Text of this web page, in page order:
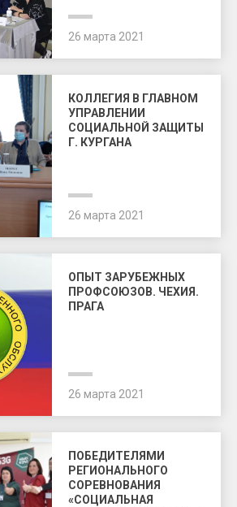
26 марта 2021
КОЛЛЕГИЯ В ГЛАВНОМ
УПРАВЛЕНИИ
СОЦИАЛЬНОЙ ЗАЩИТЫ
Г. КУРГАНА
26 марта 2021
ОПЫТ ЗАРУБЕЖНЫХ
ПРОФСОЮЗОВ. ЧЕХИЯ.
ПРАГА
26 марта 2021
ПОБЕДИТЕЛЯМИ
РЕГИОНАЛЬНОГО
СОРЕВНОВАНИЯ
«СОЦИАЛЬНАЯ